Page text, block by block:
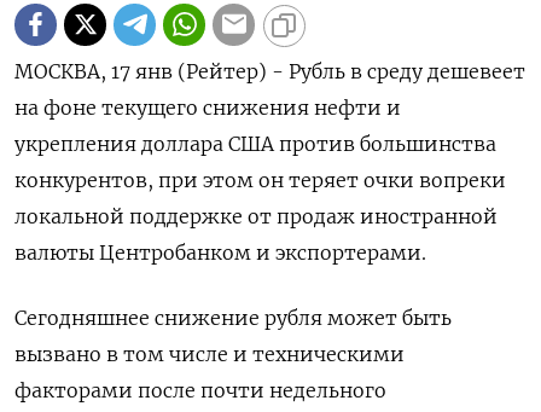
МОСКВА, 17 янв (Рейтер) - Рубль в среду дешевеет
на фоне текущего снижения нефти и
укрепления доллара США против большинства
конкурентов, при этом он теряет очки вопреки
локальной поддержке от продаж иностранной
валюты Центробанком и экспортерами.
Сегодняшнее снижение рубля может быть
вызвано в том числе и техническими
факторами после почти недельного